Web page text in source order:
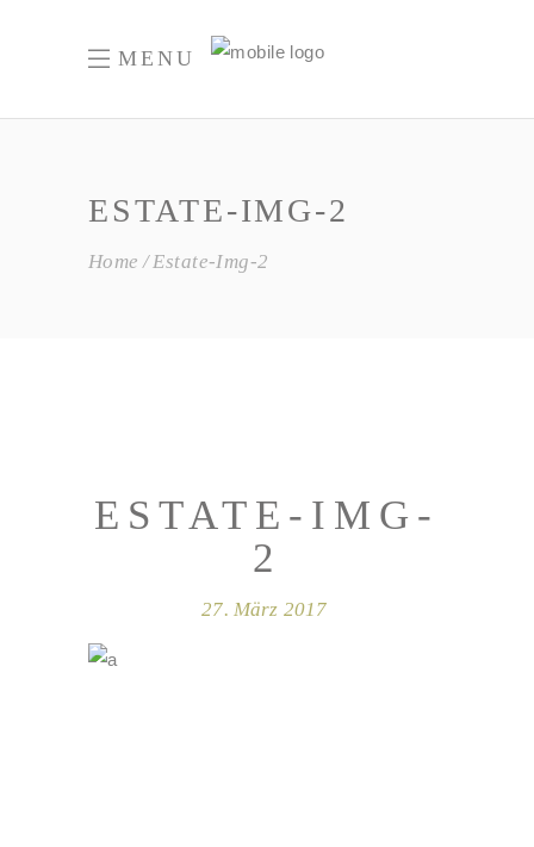
MENU
ESTATE-IMG-2
Home Estate-Img-2
ESTATE-IMG-
2
27. März 2017